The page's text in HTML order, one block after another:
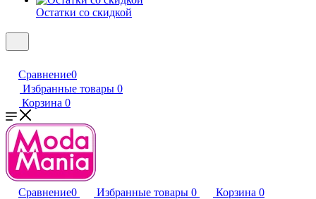
Остатки со скидкой
Сравнение0
Избранные товары 0
Корзина 0
Сравнение0 Избранные товары 0 Корзина 0